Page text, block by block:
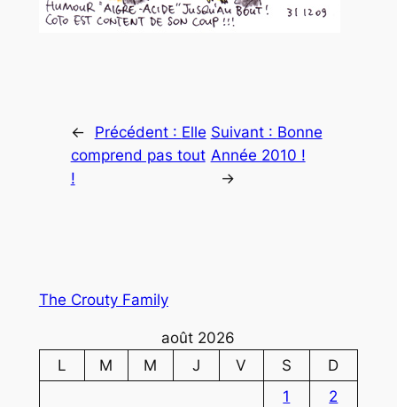
← Précédent : Elle
comprend pas tout
!
Suivant : Bonne
Année 2010 !
→
The Crouty Family
août 2026
L
M M J V S
D
1
2